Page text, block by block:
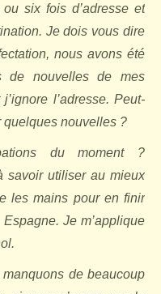
six fois d’adresse et
Je dois vous dire
nous avons été
de nouvelles de mes
l’adresse. Peut-
quelques nouvelles ?
du moment ?
savoir utiliser au mieux
les mains pour en finir
Je m’applique
de beaucoup